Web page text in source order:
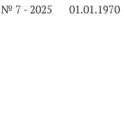
№ 7 - 2025
01.01.1970